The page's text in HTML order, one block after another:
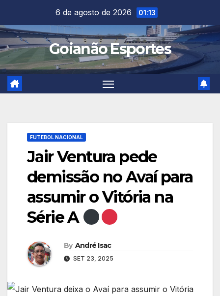
content
6 de agosto de 2026 01:13
Goianão Esportes
FUTEBOL NACIONAL
Jair Ventura pede
demissão no Avaí para
assumir o Vitória na
Série A
By André Isac
SET 23, 2025